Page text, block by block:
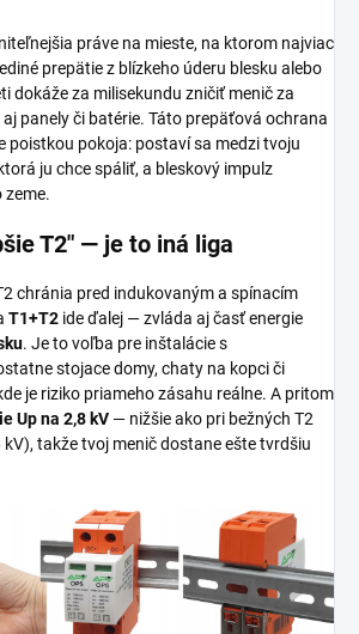
práve na mieste, na ktorom najviac
prepätie z blízkeho úderu blesku alebo
dokáže za milisekundu zničiť menič za
aj panely či batérie. Táto prepäťová ochrana
poistkou pokoja: postaví sa medzi tvoju
ju chce spáliť, a bleskový impulz
zeme.
T2" — je to iná liga
chránia pred indukovaným a spínacím
T1+T2 ide ďalej — zvláda aj časť energie
. Je to voľba pre inštalácie s
stojace domy, chaty na kopci či
je riziko priameho zásahu reálne. A pritom
Up na 2,8 kV — nižšie ako pri bežných T2
takže tvoj menič dostane ešte tvrdšiu